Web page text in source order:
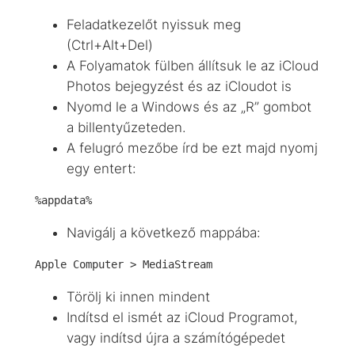
Feladatkezelőt nyissuk meg
(Ctrl+Alt+Del)
A Folyamatok fülben állítsuk le az iCloud
Photos bejegyzést és az iCloudot is
Nyomd le a Windows és az „R” gombot
a billentyűzeteden.
A felugró mezőbe írd be ezt majd nyomj
egy entert:
%appdata%
Navigálj a következő mappába:
Apple Computer > MediaStream
Törölj ki innen mindent
Indítsd el ismét az iCloud Programot,
vagy indítsd újra a számítógépedet